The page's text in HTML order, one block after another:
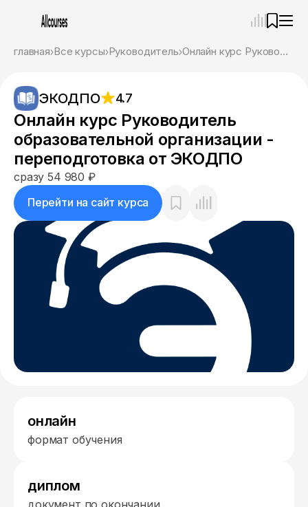
главная Все курсы Руководитель Онлайн курс Руководитель образовательной организации - переподготовка от ЭКОДПО
ЭКОДПО 4.7
Онлайн курс Руководитель
образовательной организации -
переподготовка от ЭКОДПО
сразу 54 980 ₽
Перейти на сайт курса
онлайн
формат обучения
диплом
документ по окончании
Привет! Я Ваш карьерный навигатор. Подберу
курсы, которые соответствует именно вашим
целям.
Пожалуйста, ответьте на несколько вопросов,
чтобы начать.
Приступим?